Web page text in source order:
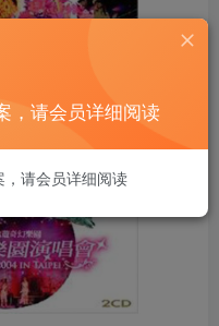
，请会员详细阅读
请会员详细阅读